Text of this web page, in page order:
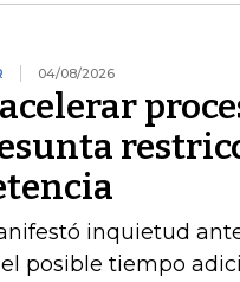
04/08/2026
inquietud
posible tiempo